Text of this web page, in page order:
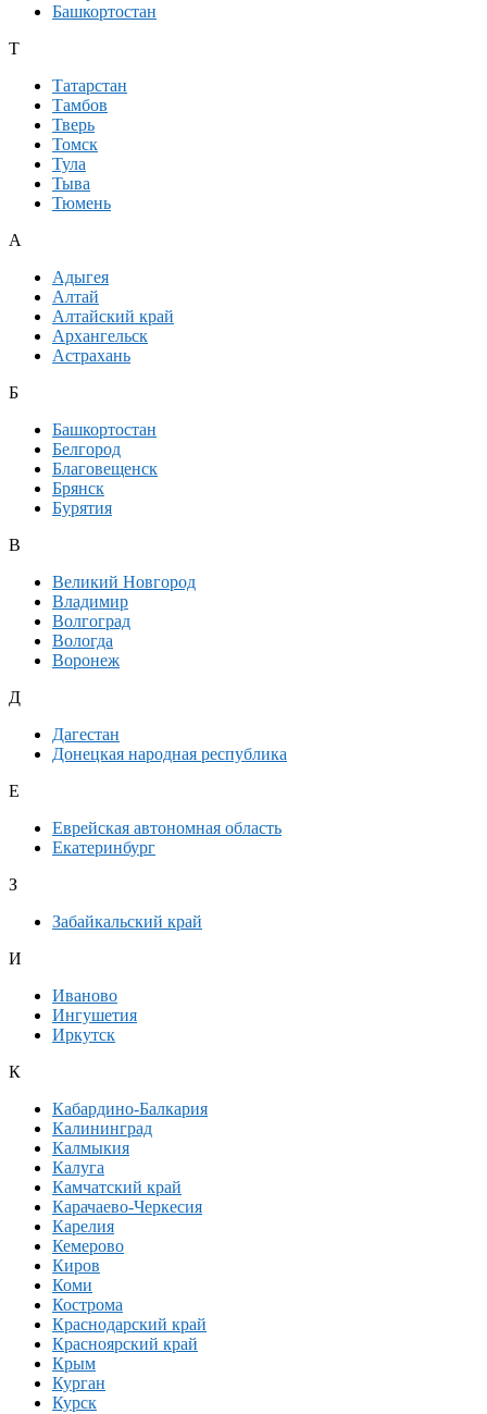
Башкортостан
Т
Татарстан
Тамбов
Тверь
Томск
Тула
Тыва
Тюмень
А
Адыгея
Алтай
Алтайский край
Архангельск
Астрахань
Б
Башкортостан
Белгород
Благовещенск
Брянск
Бурятия
В
Великий Новгород
Владимир
Волгоград
Вологда
Воронеж
Д
Дагестан
Донецкая народная республика
Е
Еврейская автономная область
Екатеринбург
З
Забайкальский край
И
Иваново
Ингушетия
Иркутск
К
Кабардино-Балкария
Калининград
Калмыкия
Калуга
Камчатский край
Карачаево-Черкесия
Карелия
Кемерово
Киров
Коми
Кострома
Краснодарский край
Красноярский край
Крым
Курган
Курск